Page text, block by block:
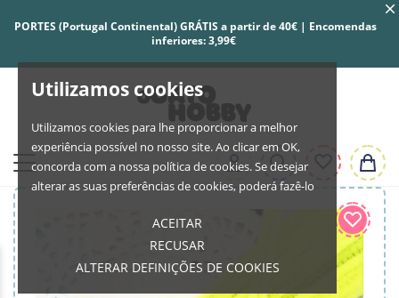
Utilizamos cookies
Utilizamos cookies para lhe proporcionar a melhor
experiência possível no nosso site. Ao clicar em OK,
concorda com a nossa política de cookies. Se desejar
alterar as suas preferências de cookies, poderá fazê-lo
ACEITAR
RECUSAR
ALTERAR DEFINIÇÕES DE COOKIES
PORTES (Portugal Continental) GRÁTIS a partir de 40€ | Encomendas
inferiores: 3,99€